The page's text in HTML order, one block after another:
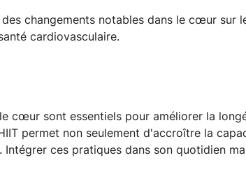
changements notables dans le cœur sur
cardiovasculaire.
cœur sont essentiels pour améliorer la
permet non seulement d'accroître la
ces pratiques dans son quotidien